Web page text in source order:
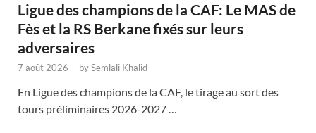
Ligue des champions de la CAF: Le MAS de
Fès et la RS Berkane fixés sur leurs
adversaires
7 août 2026 - bySemlali Khalid
En Ligue des champions de la CAF, le tirage au sort des
tours préliminaires 2026-2027 …